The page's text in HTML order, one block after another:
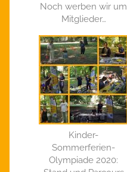
Noch werben wir um
Mitglieder…
Kinder-
Sommerferien-
Olympiade 2020: